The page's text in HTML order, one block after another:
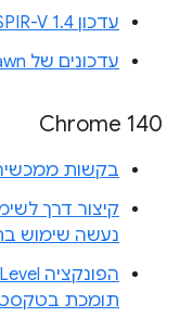
עדכון SPIR-V 1.4 לבק-אנד ב-Vulkan
עדכונים של Dawn
Chrome 140
בקשות
קיצור דרך
נעשה שימוש
תומכת